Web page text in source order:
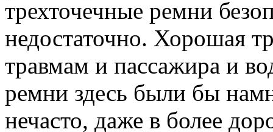
трехточечные ремни
недостаточно. Хорошая
травмам и пассажира и
ремни здесь были бы
нечасто, даже в более